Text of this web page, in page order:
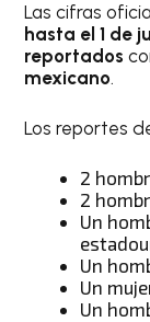
Las cifras
hasta el 1 de
reportados
mexicano.
Los reportes
2
2
Un
Un
Un
Un